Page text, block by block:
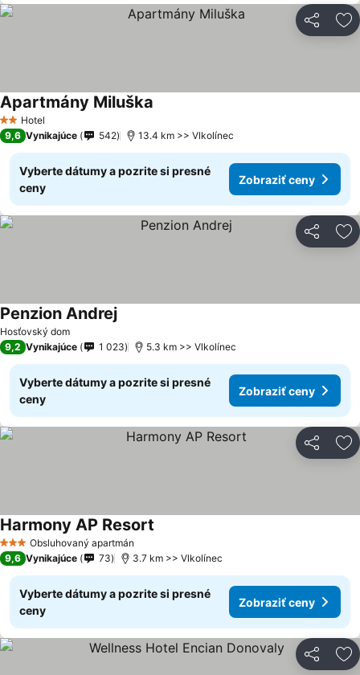
Zdieľať
2 Počet hviezdičiek
Hotel
Apartmány Miluška
9,6 Vynikajúce 542 13.4 km >> Vlkolínec
Vyberte dátumy a pozrite si presné
ceny
Zobraziť ceny
Zdieľať
Hosťovský dom
Penzion Andrej
9,2 Vynikajúce 1 023 5.3 km >> Vlkolínec
Vyberte dátumy a pozrite si presné
ceny
Zobraziť ceny
Zdieľať
3 Počet hviezdičiek
Obsluhovaný apartmán
Harmony AP Resort
9,6 Vynikajúce 73 3.7 km >> Vlkolínec
Vyberte dátumy a pozrite si presné
ceny
Zobraziť ceny
Zdieľať